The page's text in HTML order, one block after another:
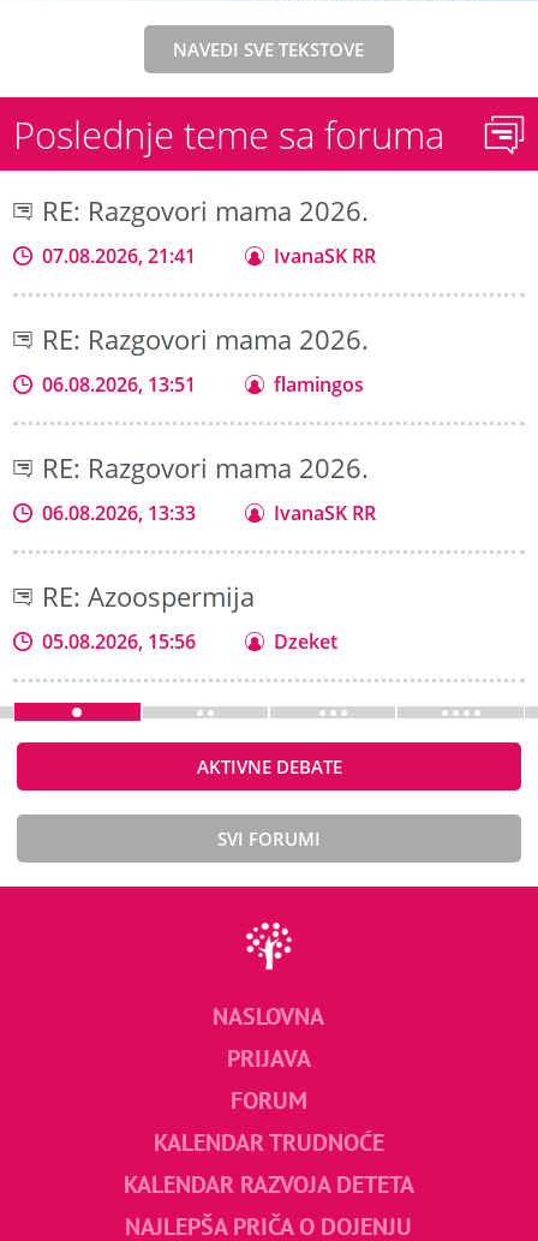
NAVEDI SVE TEKSTOVE
Poslednje teme sa foruma
RE: Razgovori mama 2026.
07.08.2026, 21:41 IvanaSK RR
RE: Razgovori mama 2026.
06.08.2026, 13:51 flamingos
RE: Razgovori mama 2026.
06.08.2026, 13:33 IvanaSK RR
RE: Azoospermija
05.08.2026, 15:56 Dzeket
AKTIVNE DEBATE
SVI FORUMI
NASLOVNA
PRIJAVA
FORUM
KALENDAR TRUDNOĆE
KALENDAR RAZVOJA DETETA
NAJLEPŠA PRIČA O DOJENJU